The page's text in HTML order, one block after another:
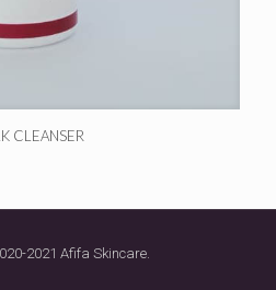
CLEANSER
2021 Afifa Skincare.